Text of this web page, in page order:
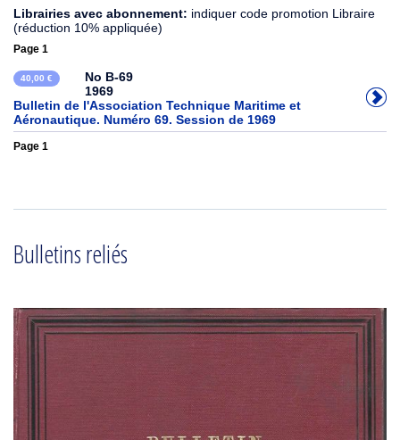
Librairies avec abonnement: indiquer code promotion Libraire
(réduction 10% appliquée)
Page 1
40,00 €
No B-69
1969
Bulletin de l'Association Technique Maritime et
Aéronautique. Numéro 69. Session de 1969
Page 1
Bulletins reliés